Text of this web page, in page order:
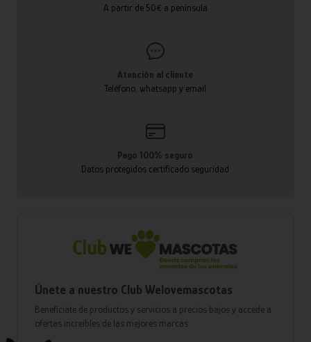
A partir de 50€ a península
Atención al cliente
Teléfono, whatsapp y email
Pago 100% seguro
Datos protegidos certificado seguridad
Únete a nuestro Club Welovemascotas
Benefíciate de productos y servicios a precios bajos y accede a
ofertas increíbles de las mejores marcas